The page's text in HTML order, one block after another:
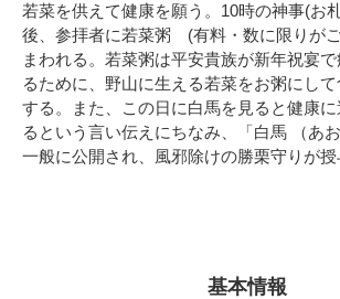
若菜を供えて健康を願う。10時の神事(お
後、参拝者に若菜粥 (有料・数に限りが
まわれる。若菜粥は平安貴族が新年祝宴で
るために、野山に生える若菜をお粥にし
する。また、この日に白馬を見ると健康
るという言い伝えにちなみ、「白馬 （あ
一般に公開され、風邪除けの勝栗守りが授
基本情報